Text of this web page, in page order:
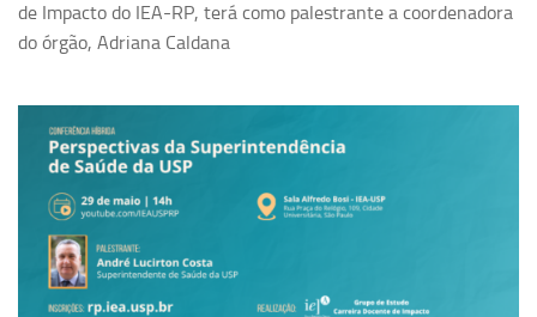
Criminologia Experimental e Segurança Pública
Grupo de Pesquisa GPUBLIC – Centro de Estudos em Gestão
e Políticas Públicas Contemporâneas
Grupos de pesquisa encerrados
Ano Sabático
Daniel Domingues dos Santos
de Impacto do IEA-RP, terá como palestrante a coordenadora
do órgão, Adriana Caldana